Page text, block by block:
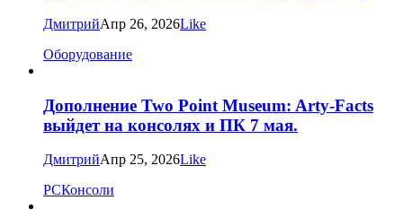
ДмитрийАпр 26, 2026Like
Оборудование
Дополнение Two Point Museum: Arty-Facts
выйдет на консолях и ПК 7 мая.
ДмитрийАпр 25, 2026Like
PCКонсоли